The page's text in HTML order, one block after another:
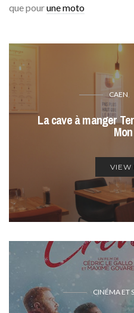
que pourune moto
CAEN
La cave à manger
VIEW
CINÉMA ET